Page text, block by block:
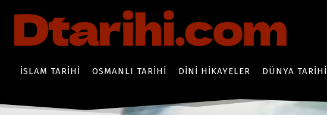
İSLAM TARIHI OSMANLI TARIHI DINI HIKAYELER DÜNYA TARIHI